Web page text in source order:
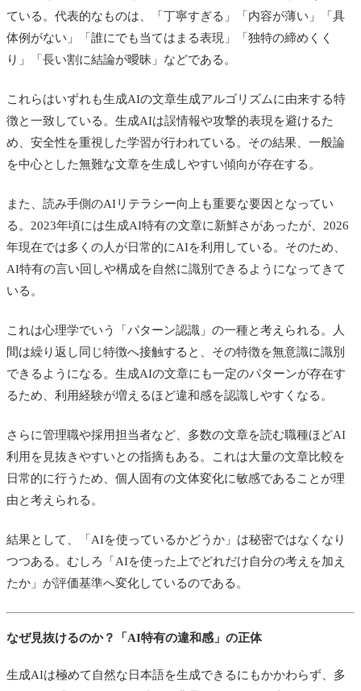
ている。代表的なものは、「丁寧すぎる」「内容が薄い」「具
体例がない」「誰にでも当てはまる表現」「独特の締めくく
り」「長い割に結論が曖昧」などである。
これらはいずれも生成AIの文章生成アルゴリズムに由来する特
徴と一致している。生成AIは誤情報や攻撃的表現を避けるた
め、安全性を重視した学習が行われている。その結果、一般論
を中心とした無難な文章を生成しやすい傾向が存在する。
また、読み手側のAIリテラシー向上も重要な要因となってい
る。2023年頃には生成AI特有の文章に新鮮さがあったが、2026
年現在では多くの人が日常的にAIを利用している。そのため、
AI特有の言い回しや構成を自然に識別できるようになってきて
いる。
これは心理学でいう「パターン認識」の一種と考えられる。人
間は繰り返し同じ特徴へ接触すると、その特徴を無意識に識別
できるようになる。生成AIの文章にも一定のパターンが存在す
るため、利用経験が増えるほど違和感を認識しやすくなる。
さらに管理職や採用担当者など、多数の文章を読む職種ほどAI
利用を見抜きやすいとの指摘もある。これは大量の文章比較を
日常的に行うため、個人固有の文体変化に敏感であることが理
由と考えられる。
結果として、「AIを使っているかどうか」は秘密ではなくなり
つつある。むしろ「AIを使った上でどれだけ自分の考えを加え
たか」が評価基準へ変化しているのである。
なぜ見抜けるのか？「AI特有の違和感」の正体
生成AIは極めて自然な日本語を生成できるにもかかわらず、多